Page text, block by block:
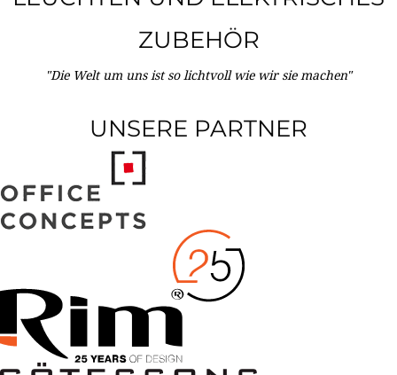
ZUBEHÖR
"Die Welt um uns ist so lichtvoll wie wir sie machen"
UNSERE PARTNER